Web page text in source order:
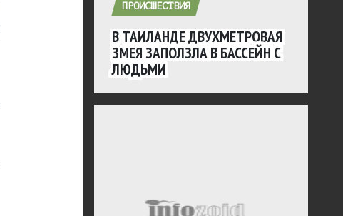
ПРОИСШЕСТВИЯ
В ТАИЛАНДЕ ДВУХМЕТРОВАЯ
ЗМЕЯ ЗАПОЛЗЛА В БАССЕЙН С
ЛЮДЬМИ